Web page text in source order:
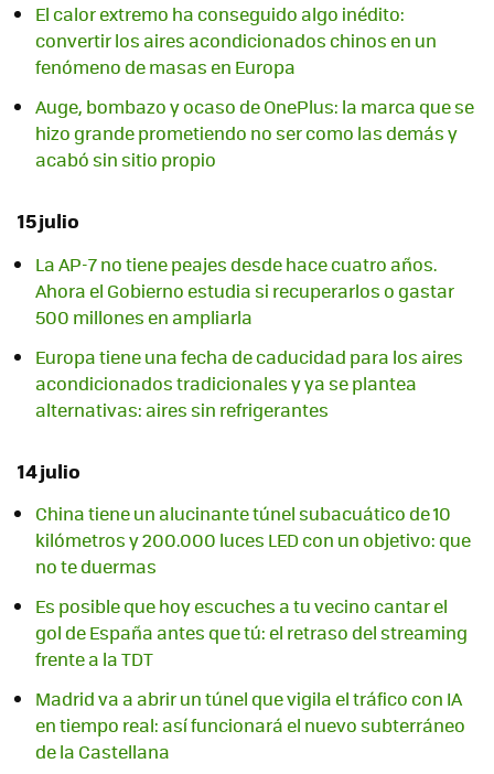
El calor extremo ha conseguido algo inédito:
convertir los aires acondicionados chinos en un
fenómeno de masas en Europa
Auge, bombazo y ocaso de OnePlus: la marca que se
hizo grande prometiendo no ser como las demás y
acabó sin sitio propio
15 julio
La AP-7 no tiene peajes desde hace cuatro años.
Ahora el Gobierno estudia si recuperarlos o gastar
500 millones en ampliarla
Europa tiene una fecha de caducidad para los aires
acondicionados tradicionales y ya se plantea
alternativas: aires sin refrigerantes
14 julio
China tiene un alucinante túnel subacuático de 10
kilómetros y 200.000 luces LED con un objetivo: que
no te duermas
Es posible que hoy escuches a tu vecino cantar el
gol de España antes que tú: el retraso del streaming
frente a la TDT
Madrid va a abrir un túnel que vigila el tráfico con IA
en tiempo real: así funcionará el nuevo subterráneo
de la Castellana